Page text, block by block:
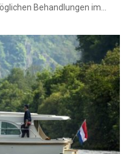
Behandlungen im...